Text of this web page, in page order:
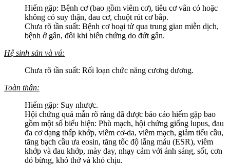
Hiếm gặp: Bệnh cơ (bao gồm viêm cơ), tiêu cơ vân có hoặc
không có suy thận, đau cơ, chuột rút cơ bắp.
Chưa rõ tần suất: Bệnh cơ hoại tử qua trung gian miễn dịch,
bệnh ở gân, đôi khi biến chứng do đứt gân.
Hệ sinh sản và vú:
Chưa rõ tần suất: Rối loạn chức năng cương dương.
Toàn thân:
Hiếm gặp: Suy nhược.
Hội chứng quá mẫn rõ ràng đã được báo cáo hiếm gặp bao
gồm một số biểu hiện: Phù mạch, hội chứng giống lupus, đau
đa cơ dạng thấp khớp, viêm cơ-da, viêm mạch, giảm tiểu cầu,
tăng bạch cầu ưa eosin, tăng tốc độ lắng máu (ESR), viêm
khớp và đau khớp, mày đay, nhạy cảm với ánh sáng, sốt, cơn
đỏ bừng, khó thở và khó chịu.